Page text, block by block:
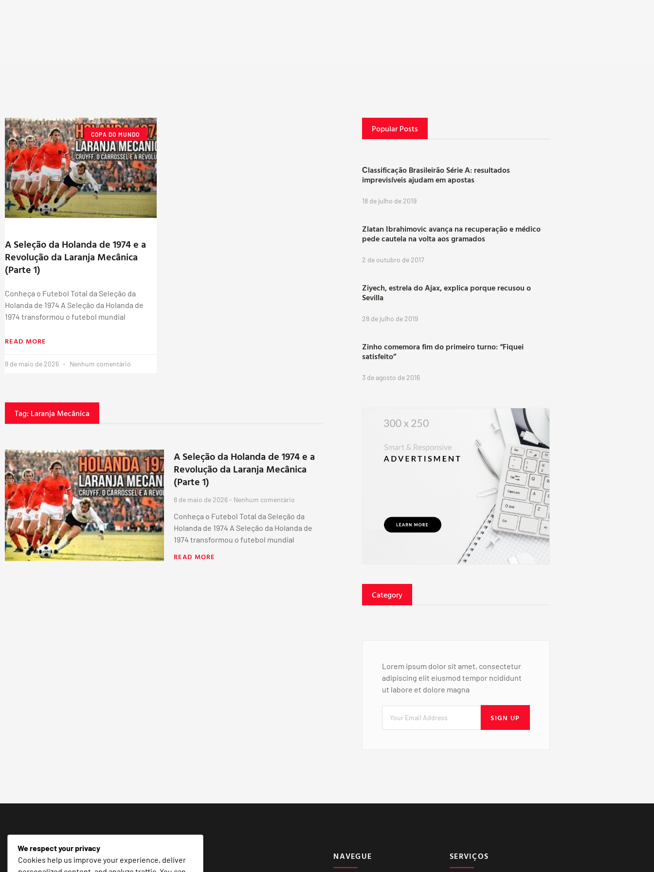
COPA DO MUNDO
A Seleção da Holanda de 1974 e a
Revolução da Laranja Mecânica
(Parte 1)
Conheça o Futebol Total da Seleção da
Holanda de 1974 A Seleção da Holanda de
1974 transformou o futebol mundial
READ MORE
8 de maio de 2026 Nenhum comentário
Tag: Laranja Mecânica
A Seleção da Holanda de 1974 e a
Revolução da Laranja Mecânica
(Parte 1)
8 de maio de 2026 Nenhum comentário
Conheça o Futebol Total da Seleção da
Holanda de 1974 A Seleção da Holanda de
1974 transformou o futebol mundial
READ MORE
Popular Posts
Сlassificação Brasileirão Série A: resultados
imprevisíveis ajudam em apostas
18 de julho de 2019
Zlatan Ibrahimovic avança na recuperação e médico
pede cautela na volta aos gramados
2 de outubro de 2017
Ziyech, estrela do Ajax, explica porque recusou o
Sevilla
28 de julho de 2019
Zinho comemora fim do primeiro turno: “Fiquei
satisfeito”
3 de agosto de 2016
Category
Lorem ipsum dolor sit amet, consectetur
adipiscing elit eiusmod tempor ncididunt
ut labore et dolore magna
SIGN UP
NAVEGUE SERVIÇOS
We respect your privacy
Cookies help us improve your experience, deliver